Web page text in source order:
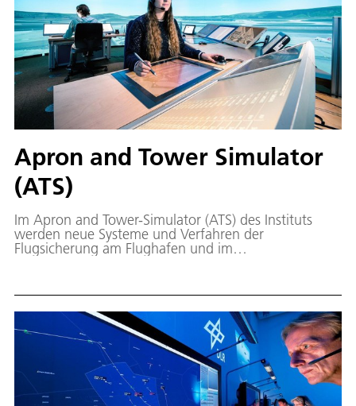
Apron and Tower Simulator
(ATS)
Im Apron and Tower-Simulator (ATS) des Instituts
werden neue Systeme und Verfahren der
Flugsicherung am Flughafen und im